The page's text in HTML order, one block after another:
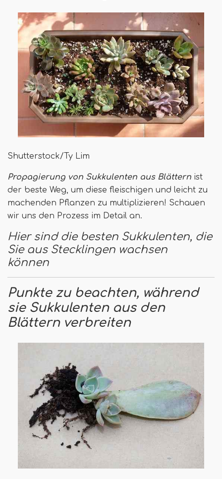
Shutterstock/Ty Lim
Propagierung von Sukkulenten aus Blättern ist
der beste Weg, um diese fleischigen und leicht zu
machenden Pflanzen zu multiplizieren! Schauen
wir uns den Prozess im Detail an.
Hier sind die besten Sukkulenten, die
Sie aus Stecklingen wachsen
können
Punkte zu beachten, während
sie Sukkulenten aus den
Blättern verbreiten